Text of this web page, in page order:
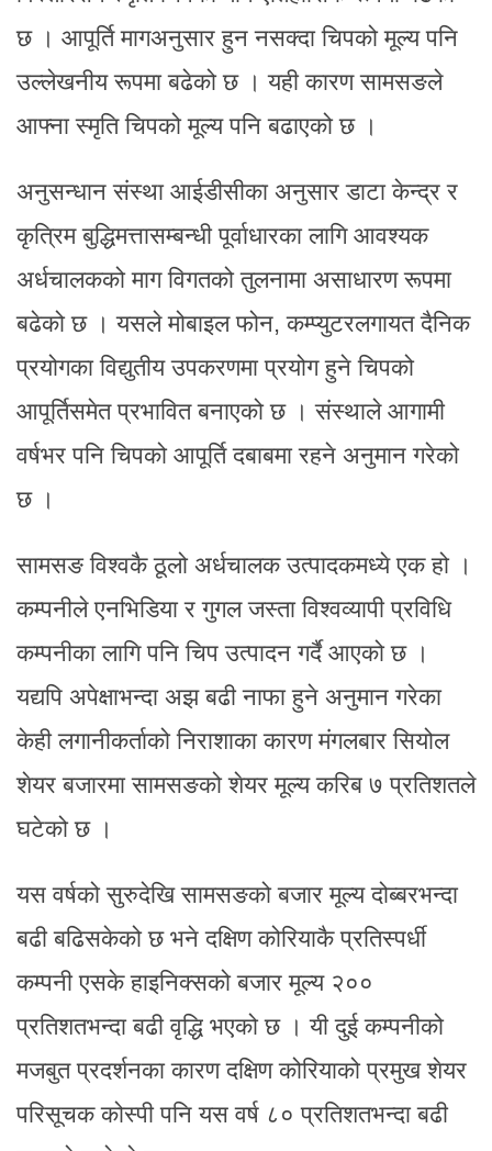
छ । आपूर्ति मागअनुसार हुन नसक्दा चिपको मूल्य पनि
उल्लेखनीय रूपमा बढेको छ । यही कारण सामसङले
आफ्ना स्मृति चिपको मूल्य पनि बढाएको छ ।
अनुसन्धान संस्था आईडीसीका अनुसार डाटा केन्द्र र
कृत्रिम बुद्धिमत्तासम्बन्धी पूर्वाधारका लागि आवश्यक
अर्धचालकको माग विगतको तुलनामा असाधारण रूपमा
बढेको छ । यसले मोबाइल फोन, कम्प्युटरलगायत दैनिक
प्रयोगका विद्युतीय उपकरणमा प्रयोग हुने चिपको
आपूर्तिसमेत प्रभावित बनाएको छ । संस्थाले आगामी
वर्षभर पनि चिपको आपूर्ति दबाबमा रहने अनुमान गरेको
छ ।
सामसङ विश्वकै ठूलो अर्धचालक उत्पादकमध्ये एक हो ।
कम्पनीले एनभिडिया र गुगल जस्ता विश्वव्यापी प्रविधि
कम्पनीका लागि पनि चिप उत्पादन गर्दै आएको छ ।
यद्यपि अपेक्षाभन्दा अझ बढी नाफा हुने अनुमान गरेका
केही लगानीकर्ताको निराशाका कारण मंगलबार सियोल
शेयर बजारमा सामसङको शेयर मूल्य करिब ७ प्रतिशतले
घटेको छ ।
यस वर्षको सुरुदेखि सामसङको बजार मूल्य दोब्बरभन्दा
बढी बढिसकेको छ भने दक्षिण कोरियाकै प्रतिस्पर्धी
कम्पनी एसके हाइनिक्सको बजार मूल्य २००
प्रतिशतभन्दा बढी वृद्धि भएको छ । यी दुई कम्पनीको
मजबुत प्रदर्शनका कारण दक्षिण कोरियाको प्रमुख शेयर
परिसूचक कोस्पी पनि यस वर्ष ८० प्रतिशतभन्दा बढी